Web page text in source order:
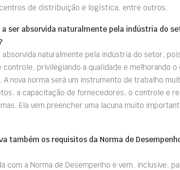
de distribuição e logística, entre outros.
a ser absorvida naturalmente pela indústria do
naturalmente pela indústria do setor,
privilegiando a qualidade e melhorando o
nova norma será um instrumento de trabalho
a capacitação de fornecedores, o controle e
Ela vem preencher uma lacuna muito
também os requisitos da Norma de
com a Norma de Desempenho e vem, inclusive,